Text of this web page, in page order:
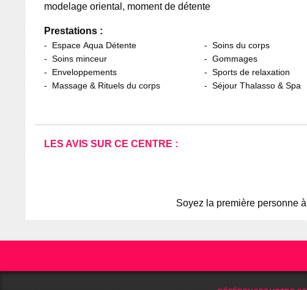
modelage oriental, moment de détente
Prestations :
Espace Aqua Détente
Soins minceur
Enveloppements
Massage & Rituels du corps
Soins du corps
Gommages
Sports de relaxation
Séjour Thalasso & Spa
LES AVIS SUR CE CENTRE :
Soyez la première personne